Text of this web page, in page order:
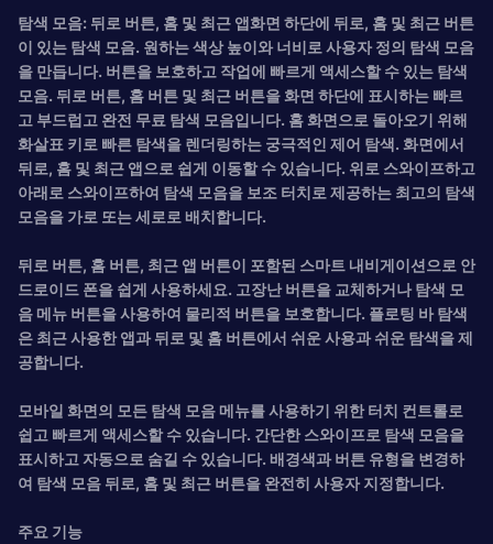
탐색 모음: 뒤로 버튼, 홈 및 최근 앱화면 하단에 뒤로, 홈 및 최근 버튼
이 있는 탐색 모음. 원하는 색상 높이와 너비로 사용자 정의 탐색 모음
을 만듭니다. 버튼을 보호하고 작업에 빠르게 액세스할 수 있는 탐색
모음. 뒤로 버튼, 홈 버튼 및 최근 버튼을 화면 하단에 표시하는 빠르
고 부드럽고 완전 무료 탐색 모음입니다. 홈 화면으로 돌아오기 위해
화살표 키로 빠른 탐색을 렌더링하는 궁극적인 제어 탐색. 화면에서
뒤로, 홈 및 최근 앱으로 쉽게 이동할 수 있습니다. 위로 스와이프하고
아래로 스와이프하여 탐색 모음을 보조 터치로 제공하는 최고의 탐색
모음을 가로 또는 세로로 배치합니다.
뒤로 버튼, 홈 버튼, 최근 앱 버튼이 포함된 스마트 내비게이션으로 안
드로이드 폰을 쉽게 사용하세요. 고장난 버튼을 교체하거나 탐색 모
음 메뉴 버튼을 사용하여 물리적 버튼을 보호합니다. 플로팅 바 탐색
은 최근 사용한 앱과 뒤로 및 홈 버튼에서 쉬운 사용과 쉬운 탐색을 제
공합니다.
모바일 화면의 모든 탐색 모음 메뉴를 사용하기 위한 터치 컨트롤로
쉽고 빠르게 액세스할 수 있습니다. 간단한 스와이프로 탐색 모음을
표시하고 자동으로 숨길 수 있습니다. 배경색과 버튼 유형을 변경하
여 탐색 모음 뒤로, 홈 및 최근 버튼을 완전히 사용자 지정합니다.
주요 기능